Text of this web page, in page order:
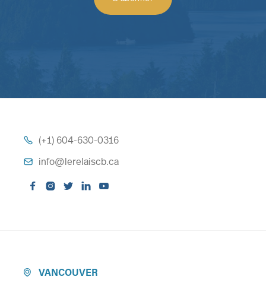
 (+1) 604-630-0316
 info@lerelaiscb.ca
    

VANCOUVER